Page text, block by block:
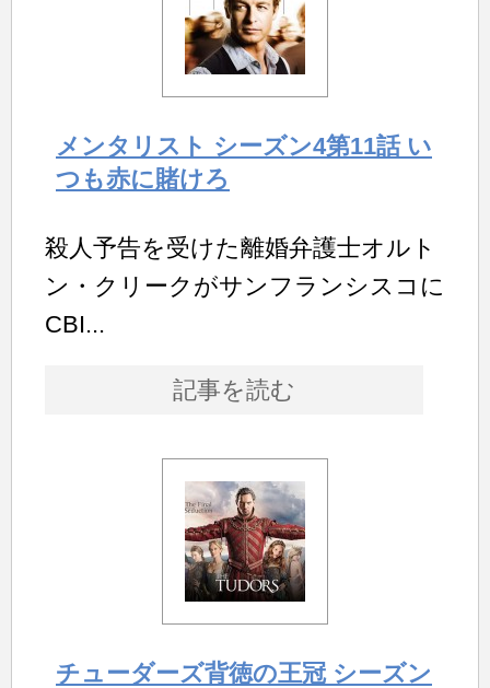
メンタリスト シーズン4第11話 い
つも赤に賭けろ
殺人予告を受けた離婚弁護士オルト
ン・クリークがサンフランシスコに
CBI...
記事を読む
チューダーズ背徳の王冠 シーズン